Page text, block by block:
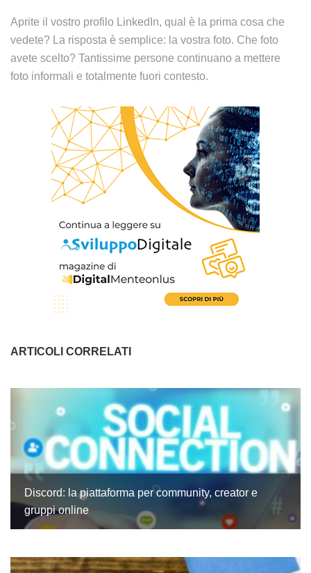
Aprite il vostro profilo LinkedIn, qual è la prima cosa che
vedete? La risposta è semplice: la vostra foto. Che foto
avete scelto? Tantissime persone continuano a mettere
foto informali e totalmente fuori contesto.
ARTICOLI CORRELATI
Discord: la piattaforma per community, creator e
gruppi online